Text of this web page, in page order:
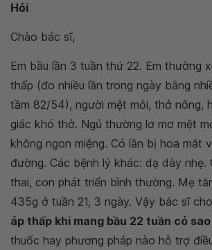
Hỏi
Chào bác sĩ,
Em bầu lần 3 tuần thứ 22. Em thường
thấp (đo nhiều lần trong ngày bằng
tầm 82/54), người mệt mỏi, thở nông,
giác khó thở. Ngủ thường lơ mơ mệt
không ngon miệng. Có lần bị hoa mắt
đường. Các bệnh lý khác: dạ dày nhẹ.
thai, con phát triển bình thường. Mẹ
435g ở tuần 21, 3 ngày. Vậy bác sĩ
áp thấp khi mang bầu 22 tuần có
thuốc hay phương pháp nào hỗ trợ